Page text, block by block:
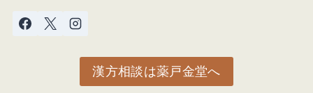
漢方相談は薬戸金堂へ